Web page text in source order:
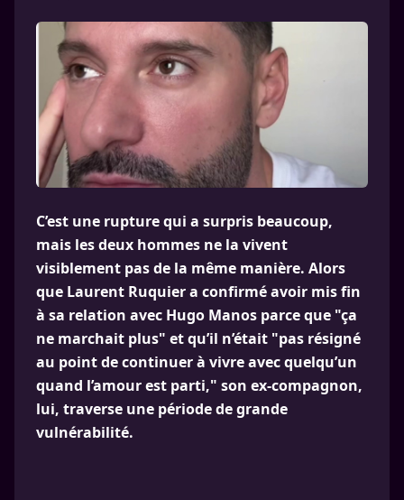
C’est une rupture qui a surpris beaucoup,
mais les deux hommes ne la vivent
visiblement pas de la même manière. Alors
que Laurent Ruquier a confirmé avoir mis fin
à sa relation avec Hugo Manos parce que "ça
ne marchait plus" et qu’il n’était "pas résigné
au point de continuer à vivre avec quelqu’un
quand l’amour est parti," son ex-compagnon,
lui, traverse une période de grande
vulnérabilité.